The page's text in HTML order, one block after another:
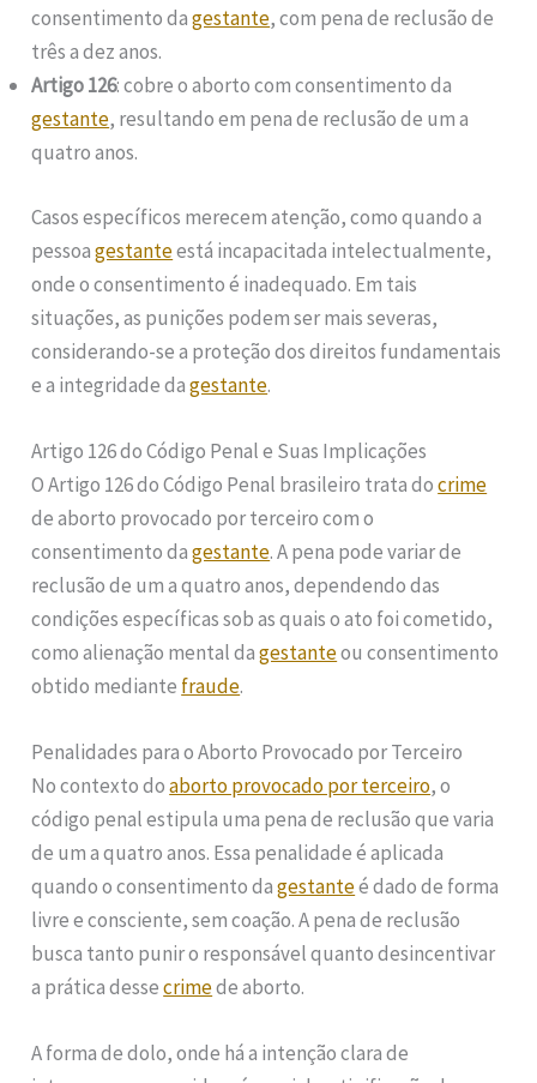
consentimento dagestante, com pena de reclusão de
três a dez anos.
Artigo 126: cobre o aborto com consentimento da
gestante, resultando em pena de reclusão de um a
quatro anos.
Casos específicos merecem atenção, como quando a
pessoagestanteestá incapacitada intelectualmente,
onde o consentimento é inadequado. Em tais
situações, as punições podem ser mais severas,
considerando-se a proteção dos direitos fundamentais
e a integridade dagestante.
Artigo 126 do Código Penal e Suas Implicações
O Artigo 126 do Código Penal brasileiro trata docrime
de aborto provocado por terceiro com o
consentimento dagestante. A pena pode variar de
reclusão de um a quatro anos, dependendo das
condições específicas sob as quais o ato foi cometido,
como alienação mental dagestanteou consentimento
obtido mediante fraude.
Penalidades para o Aborto Provocado por Terceiro
No contexto doaborto provocado por terceiro, o
código penal estipula uma pena de reclusão que varia
de um a quatro anos. Essa penalidade é aplicada
quando o consentimento dagestanteé dado de forma
livre e consciente, sem coação. A pena de reclusão
busca tanto punir o responsável quanto desincentivar
a prática dessecrimede aborto.
A forma de dolo, onde há a intenção clara de